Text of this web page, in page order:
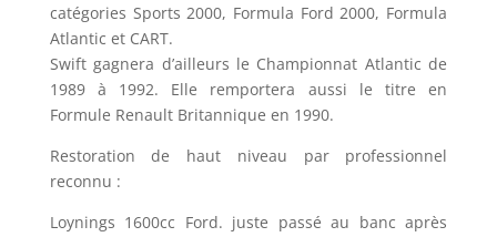
catégories Sports 2000, Formula Ford 2000, Formula
Atlantic et CART.
Swift gagnera d’ailleurs le Championnat Atlantic de
1989 à 1992. Elle remportera aussi le titre en
Formule Renault Britannique en 1990.
Restoration de haut niveau par professionnel
reconnu :
Loynings 1600cc Ford. juste passé au banc après